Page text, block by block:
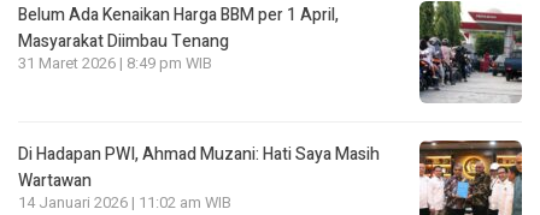
Belum Ada Kenaikan Harga BBM per 1 April,
Masyarakat Diimbau Tenang
31 Maret 2026 | 8:49 pm WIB
Di Hadapan PWI, Ahmad Muzani: Hati Saya Masih
Wartawan
14 Januari 2026 | 11:02 am WIB